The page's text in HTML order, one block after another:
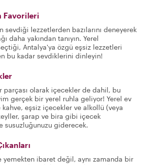
Favorileri
sevdiği lezzetlerden bazılarını deneyerek
daha yakından tanıyın. Yerel
Antalya'ya özgü eşsiz lezzetleri
bu kadar sevdiklerini dinleyin!
parçası olarak içecekler de dahil, bu
gerçek bir yerel ruhla geliyor! Yerel ev
eşsiz içecekler ve alkollü (veya
şarap ve bira gibi içecek
susuzluğunuzu giderecek.
yemekten ibaret değil, aynı zamanda bir